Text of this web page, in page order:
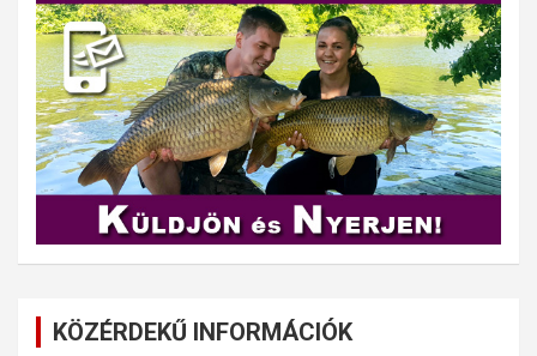
KÖZÉRDEKŰ INFORMÁCIÓK